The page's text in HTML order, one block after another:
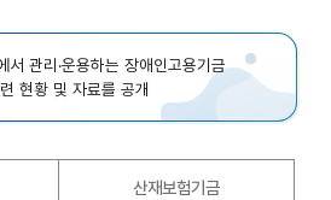
서 관리·운용하는 장애인고용기금
현황 및 자료를 공개
산재보험기금